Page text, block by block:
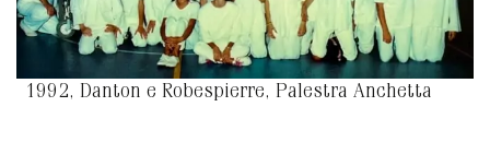
1992, Danton e Robespierre, Palestra Anchetta